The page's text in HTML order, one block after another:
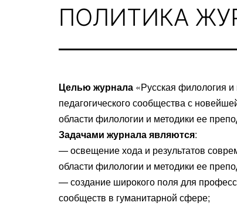
ПОЛИТИКА
Целью журнала «Русская филология и
педагогического сообщества с
области филологии и методики ее
Задачами журнала являются:
— освещение хода и результатов
области филологии и методики ее
— создание широкого поля для
сообществ в гуманитарной сфере;